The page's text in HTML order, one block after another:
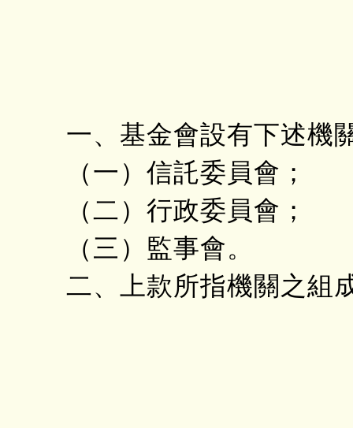
一、基金會設有下述機
（一）信託委員會；
（二）行政委員會；
（三）監事會。
二、上款所指機關之組